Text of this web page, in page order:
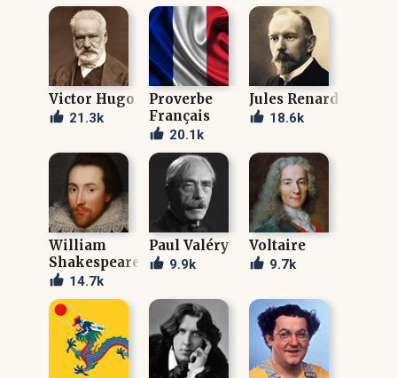
Victor Hugo
21.3k
Proverbe
Français
20.1k
Jules Renard
18.6k
William
Shakespeare
14.7k
Paul Valéry
9.9k
Voltaire
9.7k